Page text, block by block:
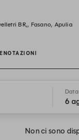
BR,, Fasano, Apulia
Data
6
Non ci sono